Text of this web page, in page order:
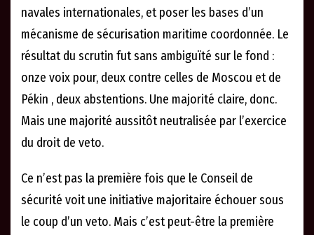
navales internationales, et poser les bases d’un
mécanisme de sécurisation maritime coordonnée. Le
résultat du scrutin fut sans ambiguïté sur le fond :
onze voix pour, deux contre celles de Moscou et de
Pékin , deux abstentions. Une majorité claire, donc.
Mais une majorité aussitôt neutralisée par l’exercice
du droit de veto.
Ce n’est pas la première fois que le Conseil de
sécurité voit une initiative majoritaire échouer sous
le coup d’un veto. Mais c’est peut-être la première